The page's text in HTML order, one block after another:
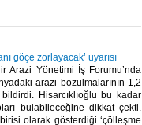
göçe zorlayacak’ uyarısı
Arazi Yönetimi İş Forumu’nda
arazi bozulmalarının 1,2
Hisarcıklıoğlu bu kadar
bulabileceğine dikkat çekti.
olarak gösterdiği ‘çölleşme